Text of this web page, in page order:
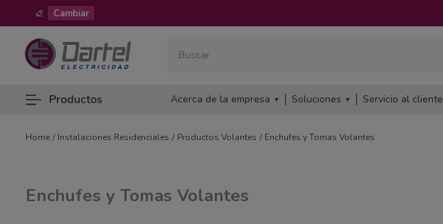
Cambiar
Productos Acerca de la empresa Soluciones Servicio al cliente
Instalaciones Residenciales Productos Volantes Enchufes y Tomas Volantes
Enchufes y Tomas Volantes
2
cable